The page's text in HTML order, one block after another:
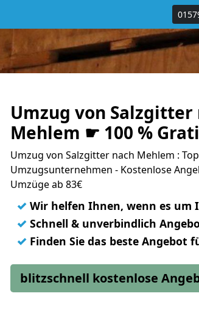
Umzug von Salzgitter
Mehlem ☛ 100 %
Umzug von Salzgitter nach Mehlem :
Umzugsunternehmen - Kostenlose
Umzüge ab 83€
✓ Wir helfen Ihnen, wenn es um
✓ Schnell & unverbindlich
✓ Finden Sie das beste Angebot
blitzschnell kostenlose